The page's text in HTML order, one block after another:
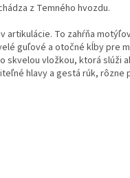
z Temného hvozdu.
artikulácie. To zahŕňa
guľové a otočné kĺby pre
skvelou vložkou, ktorá slúži
hlavy a gestá rúk, rôzne